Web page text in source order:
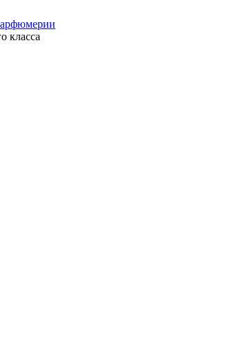
класса